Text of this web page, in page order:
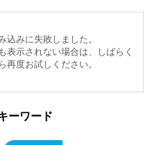
込みに失敗しました。
表示されない場合は、しばらく
再度お試しください。
ーワード